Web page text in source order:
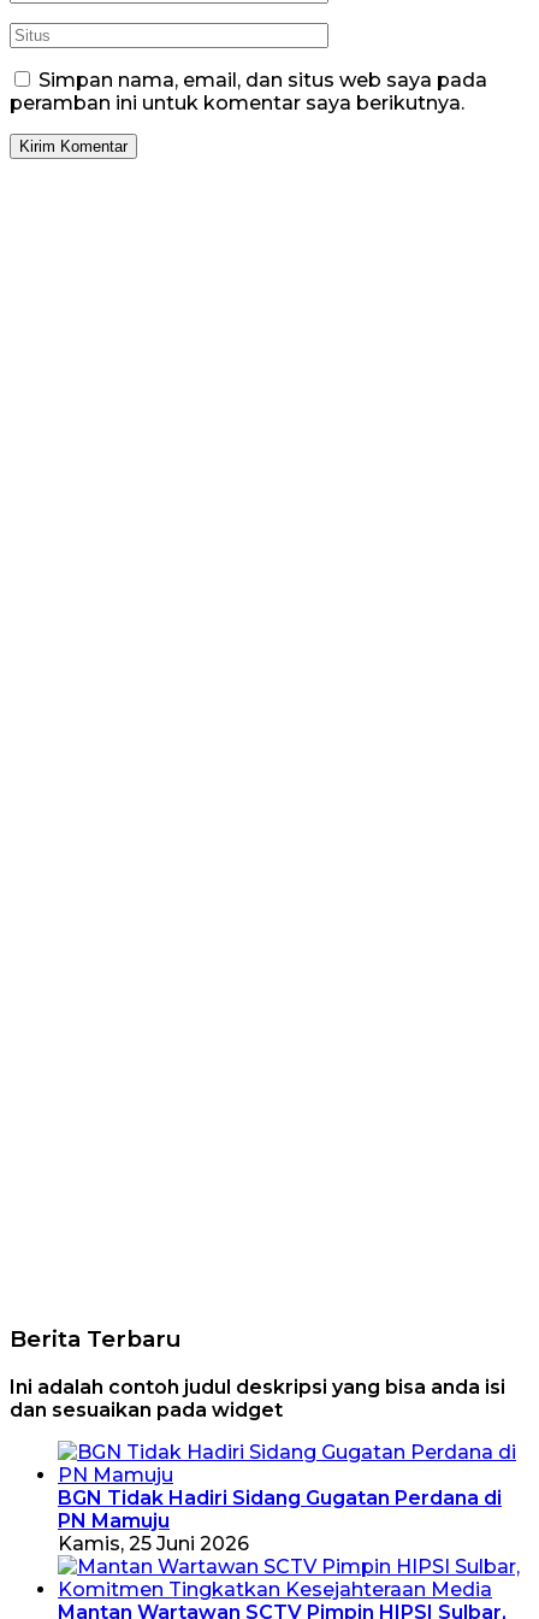
Simpan nama, email, dan situs web saya pada
peramban ini untuk komentar saya berikutnya.
Berita Terbaru
Ini adalah contoh judul deskripsi yang bisa anda isi
dan sesuaikan pada widget
BGN Tidak Hadiri Sidang Gugatan Perdana di
PN Mamuju
Kamis, 25 Juni 2026
Mantan Wartawan SCTV Pimpin HIPSI Sulbar,